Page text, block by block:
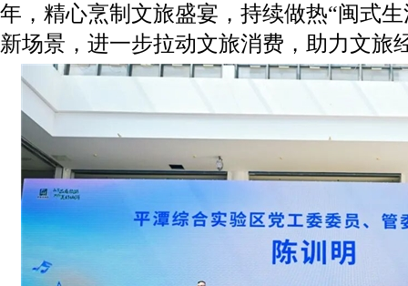
年，精心烹制文旅盛宴，持续做热“闽式
新场景，进一步拉动文旅消费，助力文旅